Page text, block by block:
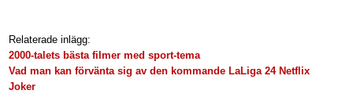
Relaterade inlägg:
2000-talets bästa filmer med sport-tema
Vad man kan förvänta sig av den kommande LaLiga 24 Netflix
Joker